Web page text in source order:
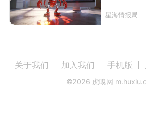
星海情报局
关于我们 加入我们 手机版
©2026 虎嗅网